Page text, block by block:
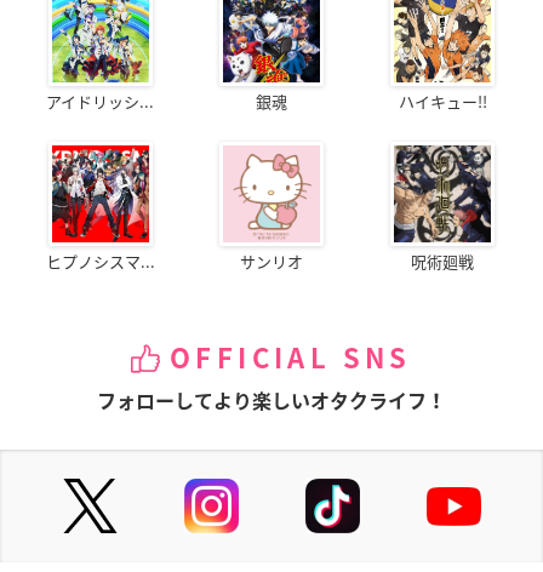
アイドリッシ... 銀魂 ハイキュー!!
ヒプノシスマ... サンリオ 呪術廻戦
OFFICIAL SNS
フォローしてより楽しいオタクライフ！